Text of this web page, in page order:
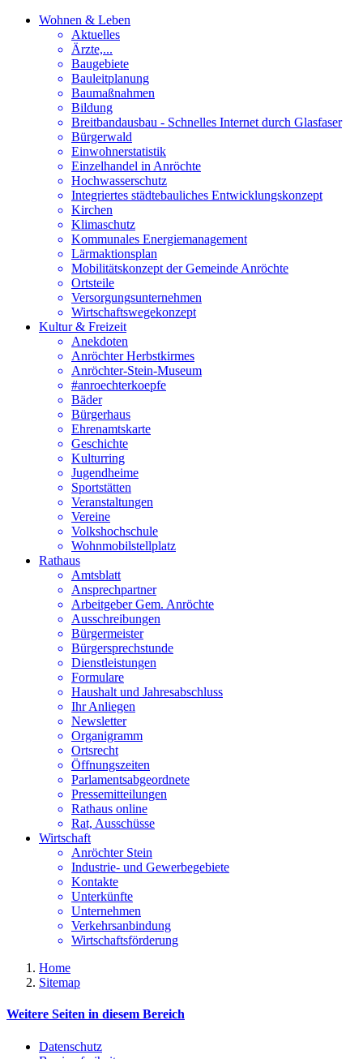
Wohnen & Leben
Aktuelles
Ärzte,...
Baugebiete
Bauleitplanung
Baumaßnahmen
Bildung
Breitbandausbau - Schnelles Internet durch Glasfaser
Bürgerwald
Einwohnerstatistik
Einzelhandel in Anröchte
Hochwasserschutz
Integriertes städtebauliches Entwicklungskonzept
Kirchen
Klimaschutz
Kommunales Energiemanagement
Lärmaktionsplan
Mobilitätskonzept der Gemeinde Anröchte
Ortsteile
Versorgungsunternehmen
Wirtschaftswegekonzept
Kultur & Freizeit
Anekdoten
Anröchter Herbstkirmes
Anröchter-Stein-Museum
#anroechterkoepfe
Bäder
Bürgerhaus
Ehrenamtskarte
Geschichte
Kulturring
Jugendheime
Sportstätten
Veranstaltungen
Vereine
Volkshochschule
Wohnmobilstellplatz
Rathaus
Amtsblatt
Ansprechpartner
Arbeitgeber Gem. Anröchte
Ausschreibungen
Bürgermeister
Bürgersprechstunde
Dienstleistungen
Formulare
Haushalt und Jahresabschluss
Ihr Anliegen
Newsletter
Organigramm
Ortsrecht
Öffnungszeiten
Parlamentsabgeordnete
Pressemitteilungen
Rathaus online
Rat, Ausschüsse
Wirtschaft
Anröchter Stein
Industrie- und Gewerbegebiete
Kontakte
Unterkünfte
Unternehmen
Verkehrsanbindung
Wirtschaftsförderung
Home
Sitemap
Weitere Seiten in diesem Bereich
Datenschutz